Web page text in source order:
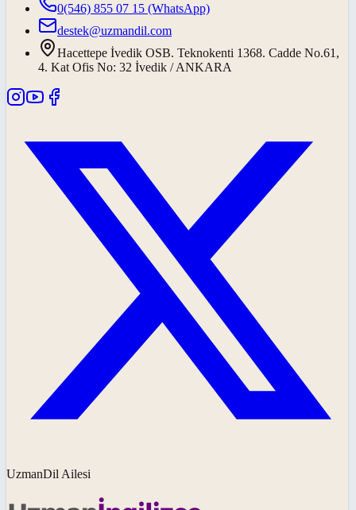
0(546) 855 07 15 (WhatsApp)
destek@uzmandil.com
Hacettepe İvedik OSB. Teknokenti 1368. Cadde No.61,
4. Kat Ofis No: 32 İvedik / ANKARA
UzmanDil Ailesi